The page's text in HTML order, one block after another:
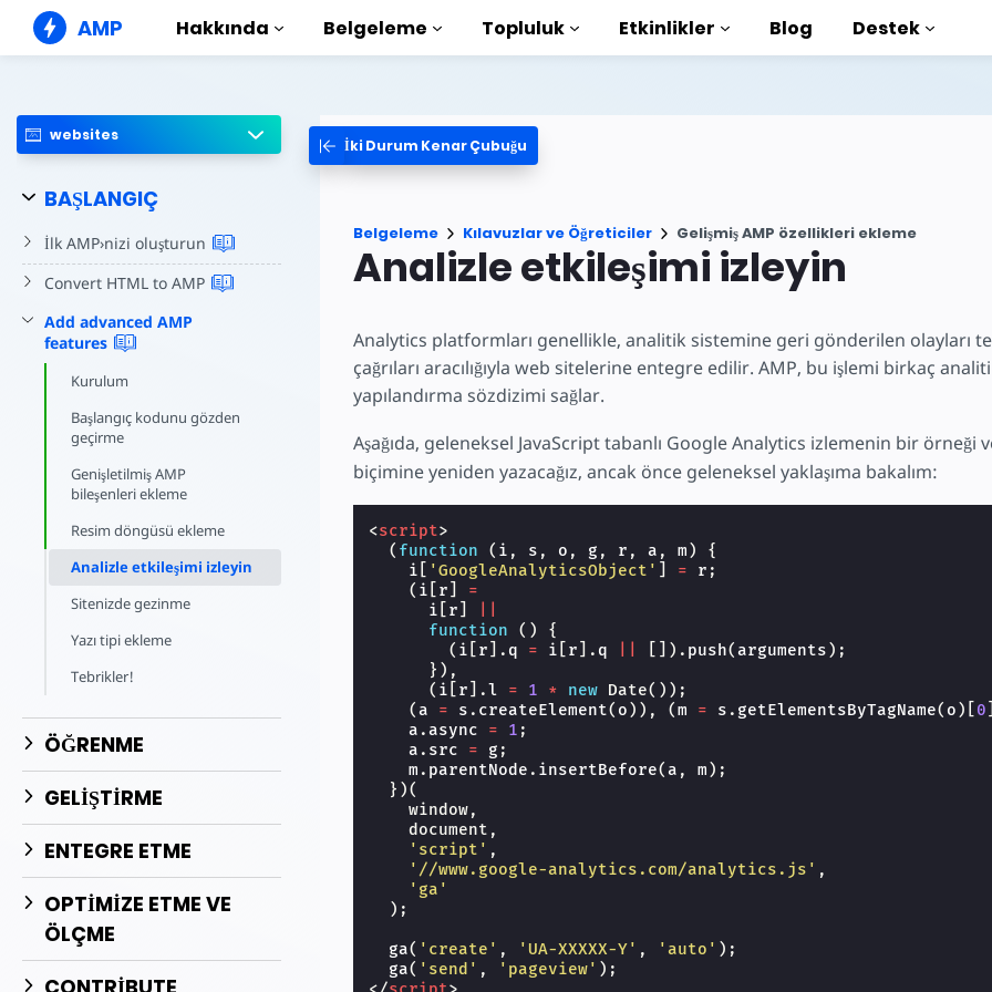
AMP Hakkında
Kusursuz web deneyimleri
oluşturun
AMP Reklamları
Web'de süper hızlı reklamlar
Belgeleme
Kılavuzlar ve Öğreticiler
AMP'yi kullanmaya başlayın
Eksiksiz AMP kütüphanesi
Örnekler
Kurslar
Ücretsiz kurslarla AMP öğrenin
Şablonlar
Araçlar
Oluşturmaya başlayın
Topluluk Etkinlikler Blog Destek
websites
BAŞLANGIÇ
İlk AMP›nizi oluşturun
Convert HTML to AMP
Add advanced AMP
features
Kurulum
Başlangıç kodunu gözden
geçirme
Genişletilmiş AMP
bileşenleri ekleme
Resim döngüsü ekleme
Analizle etkileşimi izleyin
Sitenizde gezinme
Yazı tipi ekleme
Tebrikler!
ÖĞRENME
GELIŞTIRME
ENTEGRE ETME
OPTİMİZE ETME VE
ÖLÇME
İki Durum Kenar Çubuğu
Belgeleme Kılavuzlar ve Öğreticiler Gelişmiş AMP özellikleri ekleme
Analizle etkileşimi izleyin
Analytics platformları genellikle, analitik sistemine geri gönderilen olayları
çağrıları aracılığıyla web sitelerine entegre edilir. AMP, bu işlemi birkaç
yapılandırma sözdizimi sağlar.
Aşağıda, geleneksel JavaScript tabanlı Google Analytics izlemenin bir
biçimine yeniden yazacağız, ancak önce geleneksel yaklaşıma bakalım:
<script>
( function ( i , s , o , g , r , a , m )
{
i
'GoogleAnalyticsObject' = r ;
( i r
=
i
r
function
()
{
( i r ]. q = i r ]. q []). push(arguments );
}),
( i r ].l = 1 * new Date());
(a = s . createElement( o )), (m = s . getElementsByTagName( o )[ 0
a .async = 1 ;
a . src = g ;
m . parentNode . insertBefore(a , m );
})(
window,
document ,
'script' ,
'//www.google-analytics.com/analytics.js' ,
'ga'
);
ga( 'create' , 'UA-XXXXX-Y' , 'auto' );
ga( 'send' , 'pageview' );